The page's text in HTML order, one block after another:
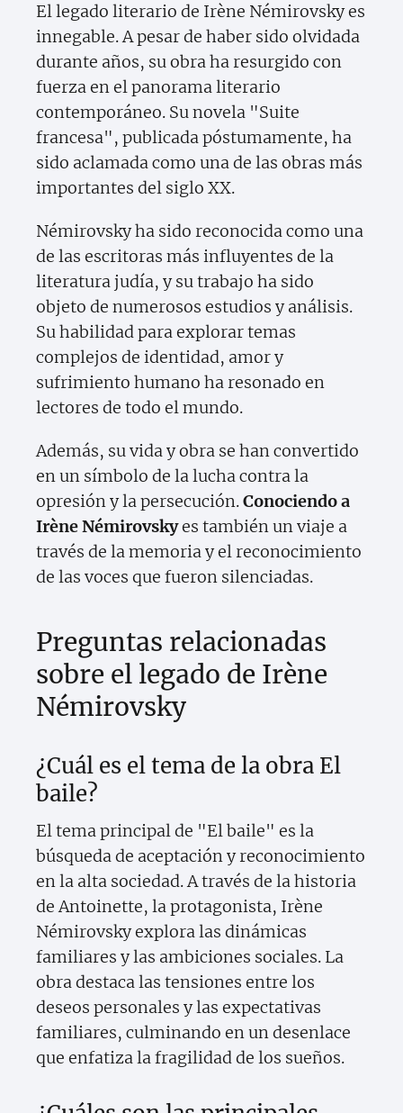
El legado literario de Irène Némirovsky es
innegable. A pesar de haber sido olvidada
durante años, su obra ha resurgido con
fuerza en el panorama literario
contemporáneo. Su novela "Suite
francesa", publicada póstumamente, ha
sido aclamada como una de las obras más
importantes del siglo XX.
Némirovsky ha sido reconocida como una
de las escritoras más influyentes de la
literatura judía, y su trabajo ha sido
objeto de numerosos estudios y análisis.
Su habilidad para explorar temas
complejos de identidad, amor y
sufrimiento humano ha resonado en
lectores de todo el mundo.
Además, su vida y obra se han convertido
en un símbolo de la lucha contra la
opresión y la persecución.Conociendo a
Irène Némirovskyes también un viaje a
través de la memoria y el reconocimiento
de las voces que fueron silenciadas.
Preguntas relacionadas
sobre el legado de Irène
Némirovsky
¿Cuál es el tema de la obra El
baile?
El tema principal de "El baile" es la
búsqueda de aceptación y reconocimiento
en la alta sociedad. A través de la historia
de Antoinette, la protagonista, Irène
Némirovsky explora las dinámicas
familiares y las ambiciones sociales. La
obra destaca las tensiones entre los
deseos personales y las expectativas
familiares, culminando en un desenlace
que enfatiza la fragilidad de los sueños.